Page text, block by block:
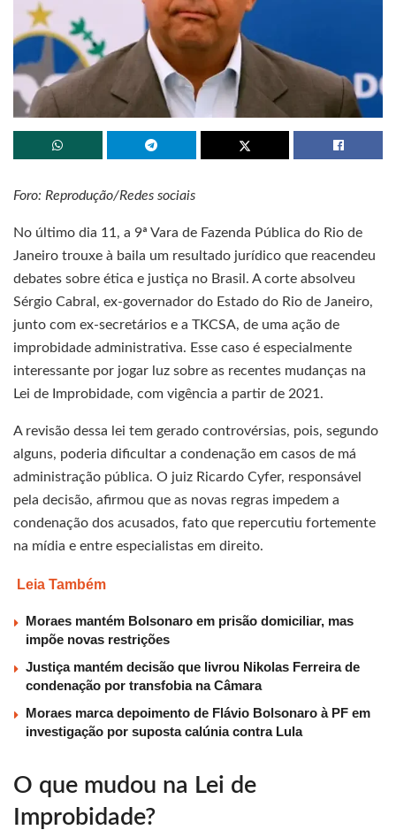
Foro: Reprodução/Redes sociais
No último dia 11, a 9ª Vara de Fazenda Pública do Rio de
Janeiro trouxe à baila um resultado jurídico que reacendeu
debates sobre ética e justiça no Brasil. A corte absolveu
Sérgio Cabral, ex-governador do Estado do Rio de Janeiro,
junto com ex-secretários e a TKCSA, de uma ação de
improbidade administrativa. Esse caso é especialmente
interessante por jogar luz sobre as recentes mudanças na
Lei de Improbidade, com vigência a partir de 2021.
A revisão dessa lei tem gerado controvérsias, pois, segundo
alguns, poderia dificultar a condenação em casos de má
administração pública. O juiz Ricardo Cyfer, responsável
pela decisão, afirmou que as novas regras impedem a
condenação dos acusados, fato que repercutiu fortemente
na mídia e entre especialistas em direito.
Leia Também
Moraes mantém Bolsonaro em prisão domiciliar, mas
impõe novas restrições
Justiça mantém decisão que livrou Nikolas Ferreira de
condenação por transfobia na Câmara
Moraes marca depoimento de Flávio Bolsonaro à PF em
investigação por suposta calúnia contra Lula
O que mudou na Lei de
Improbidade?